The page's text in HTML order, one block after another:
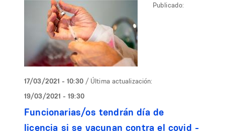
Publicado:
17/03/2021 - 10:30 / Última actualización:
19/03/2021 - 19:30
Funcionarias/os tendrán día de
licencia si se vacunan contra el covid -